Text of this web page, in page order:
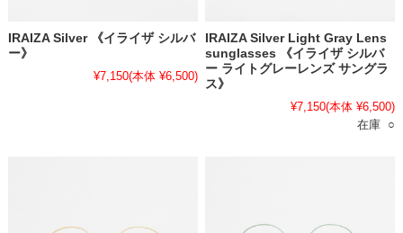
IRAIZA Silver 《イライザ シルバ
ー》
¥7,150(本体 ¥6,500)
IRAIZA Silver Light Gray Lens
sunglasses 《イライザ シルバ
ー ライトグレーレンズ サングラ
ス》
¥7,150(本体 ¥6,500)
在庫 ○